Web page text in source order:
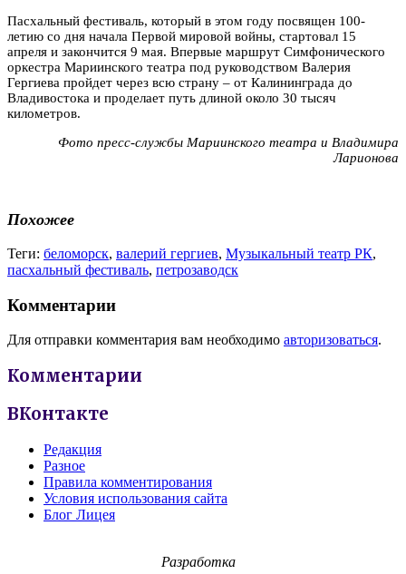
Пасхальный фестиваль, который в этом году посвящен 100-
летию со дня начала Первой мировой войны, стартовал 15
апреля и закончится 9 мая. Впервые маршрут Симфонического
оркестра Мариинского театра под руководством Валерия
Гергиева пройдет через всю страну – от Калининграда до
Владивостока и проделает путь длиной около 30 тысяч
километров.
Фото пресс-службы Мариинского театра и Владимира
Ларионова
Похожее
Теги: беломорск, валерий гергиев, Музыкальный театр РК,
пасхальный фестиваль, петрозаводск
Комментарии
Для отправки комментария вам необходимо авторизоваться.
Комментарии
ВКонтакте
Редакция
Разное
Правила комментирования
Условия использования сайта
Блог Лицея
Разработка